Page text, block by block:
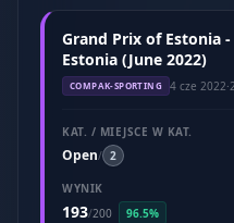
Grand Prix of Estonia
Estonia (June 2022)
COMPAK-SPORTING 4 cze 2022·
KAT. / MIEJSCE W KAT.
Open/ 2
WYNIK
193/200 96.5%